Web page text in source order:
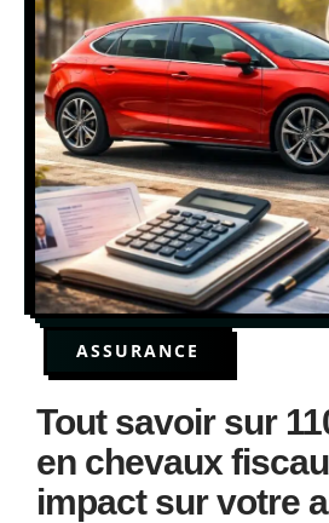
ASSURANCE
Tout savoir sur
en chevaux
impact sur votre